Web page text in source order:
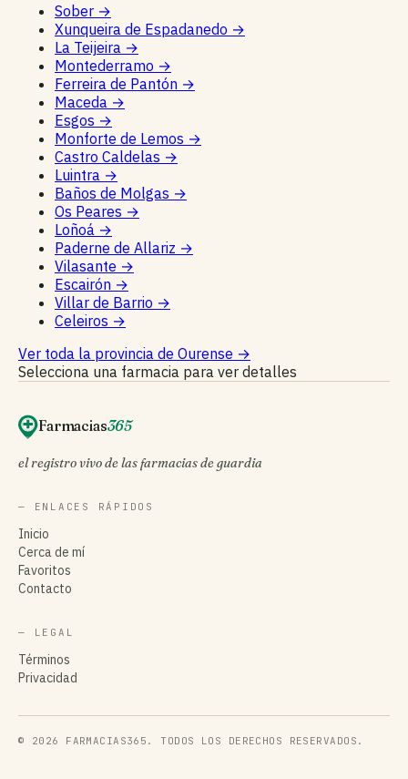
Sober →
Xunqueira de Espadanedo →
La Teijeira →
Montederramo →
Ferreira de Pantón →
Maceda →
Esgos →
Monforte de Lemos →
Castro Caldelas →
Luintra →
Baños de Molgas →
Os Peares →
Loñoá →
Paderne de Allariz →
Vilasante →
Escairón →
Villar de Barrio →
Celeiros →
Ver toda la provincia de Ourense →
Selecciona una farmacia para ver detalles
Farmacias365
el registro vivo de las farmacias de guardia
— ENLACES RÁPIDOS
Inicio
Cerca de mí
Favoritos
Contacto
— LEGAL
Términos
Privacidad
© 2026 FARMACIAS365. TODOS LOS DERECHOS RESERVADOS.